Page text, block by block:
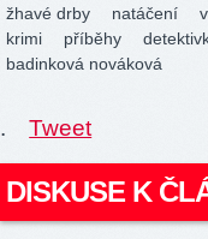
žhavé drby natáčení
krimi
příběhy
badinková nováková
. Tweet
DISKUSE K